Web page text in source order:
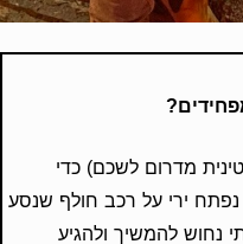
מדרום לשכם) כדי
ירי על רכב חולף שנסע
נחוש להמשיך ולהגיע